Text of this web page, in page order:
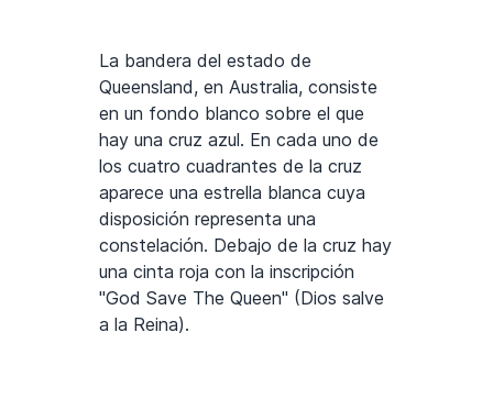
La bandera del estado de
Queensland, en Australia, consiste
en un fondo blanco sobre el que
hay una cruz azul. En cada uno de
los cuatro cuadrantes de la cruz
aparece una estrella blanca cuya
disposición representa una
constelación. Debajo de la cruz hay
una cinta roja con la inscripción
"God Save The Queen" (Dios salve
a la Reina).